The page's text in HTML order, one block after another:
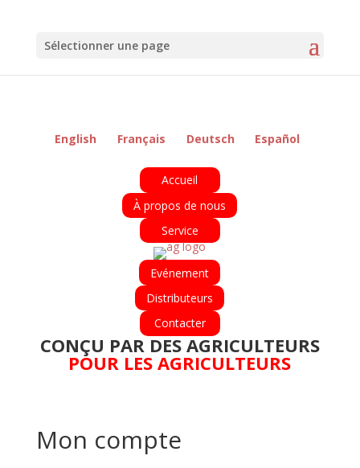
English Français Deutsch Español
Accueil
À propos de nous
Service
Evénement
Distributeurs
Contacter
CONÇU PAR DES AGRICULTEURS
POUR LES AGRICULTEURS
Sélectionner une page
Mon compte